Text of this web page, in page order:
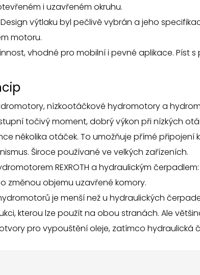
i uzavřeném okruhu.
výtlaku byl pečlivě vybrán a jeho
motoru.
vhodné pro mobilní i pevné aplikace. Píst s
nízkootáčkové hydromotory a
točivý moment, dobrý výkon při nízkých
několika otáček. To umožňuje přímé
Široce používané ve velkých zařízeních.
REXROTH a hydraulickým
změnou objemu uzavřené komory.
je menší než u hydraulických
kterou lze použít na obou stranách. Ale
pro vypouštění oleje, zatímco hydraulická